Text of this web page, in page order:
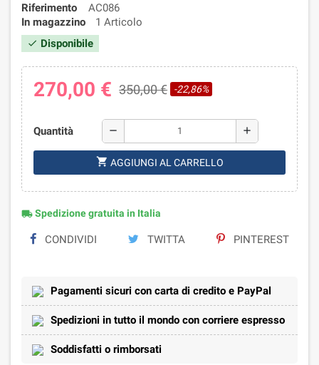
Riferimento
AC086
In magazzino
1 Articolo
check Disponibile
270,00 € 350,00 € -22,86%
Quantità remove add
shopping_cart AGGIUNGI AL CARRELLO
local_shippingSpedizione gratuita in Italia
CONDIVIDI TWITTA PINTEREST
Pagamenti sicuri con carta di credito e PayPal
Spedizioni in tutto il mondo con corriere espresso
Soddisfatti o rimborsati